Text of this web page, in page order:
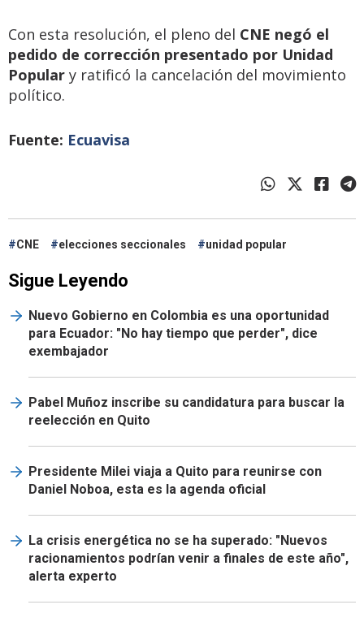
Con esta resolución, el pleno del CNE negó el
pedido de corrección presentado por Unidad
Popular y ratificó la cancelación del movimiento
político.
Fuente: Ecuavisa
CNE elecciones seccionales unidad popular
Sigue Leyendo
Nuevo Gobierno en Colombia es una oportunidad
para Ecuador: "No hay tiempo que perder", dice
exembajador
Pabel Muñoz inscribe su candidatura para buscar la
reelección en Quito
Presidente Milei viaja a Quito para reunirse con
Daniel Noboa, esta es la agenda oficial
La crisis energética no se ha superado: "Nuevos
racionamientos podrían venir a finales de este año",
alerta experto